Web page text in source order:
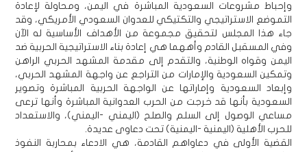
وإحباط مشروعات السعودية المباشرة في اليمن، ومحاولة لإعادة
التموضع الاستراتيجي والتكتيكي للعدوان السعودي الأمريكي، وقد
جاء هذا المجلس لتحقيق مجموعة من الأهداف الأساسية له الآن
وفي المسقبل القادم وأههما هي إعادة بناء الاستراتيجية الحربية ضد
اليمن وقواه الوطنية، والتقدم إلى مقدمة المشهد الحربي الراهن
وتمكين السعودية والإمارات من التراجع عن واجهة المشهد الحربي،
وإبعاد السعودية وإماراتها عن الواجهة الحربية المباشرة وتصوير
السعودية بأنها قد خرجت من الحرب العدوانية المباشرة وأنها ترعى
مساعي الوصول إلى السلم والصلح (اليمني -اليمني)، والاستعداد
للحرب الأهلية (اليمنية -اليمنية) تحت دعاوى عديدة.
القضية الأولى في دعاواهم القادمة، هي الادعاء بمحاربة النفوذ